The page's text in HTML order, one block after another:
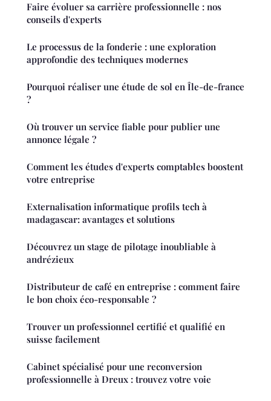
Faire évoluer sa carrière professionnelle : nos
conseils d'experts
Le processus de la fonderie : une exploration
approfondie des techniques modernes
Pourquoi réaliser une étude de sol en Île-de-france
?
Où trouver un service fiable pour publier une
annonce légale ?
Comment les études d'experts comptables boostent
votre entreprise
Externalisation informatique profils tech à
madagascar: avantages et solutions
Découvrez un stage de pilotage inoubliable à
andrézieux
Distributeur de café en entreprise : comment faire
le bon choix éco-responsable ?
Trouver un professionnel certifié et qualifié en
suisse facilement
Cabinet spécialisé pour une reconversion
professionnelle à Dreux : trouvez votre voie